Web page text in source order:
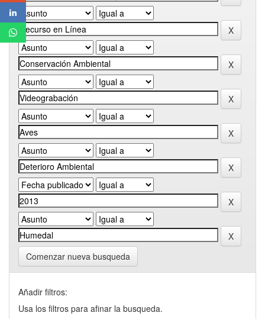
Comenzar nueva busqueda
Añadir filtros:
Usa los filtros para afinar la busqueda.